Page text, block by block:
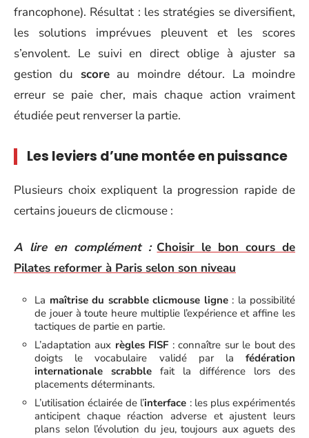
francophone). Résultat : les stratégies se diversifient,
les solutions imprévues pleuvent et les scores
s’envolent. Le suivi en direct oblige à ajuster sa
gestion du scoreau moindre détour. La moindre
erreur se paie cher, mais chaque action vraiment
étudiée peut renverser la partie.
Les leviers d’une montée en puissance
Plusieurs choix expliquent la progression rapide de
certains joueurs de clicmouse :
A lire en complément : Choisir le bon cours de
Pilates reformer à Paris selon son niveau
La maîtrise du scrabble clicmouse ligne: la possibilité
de jouer à toute heure multiplie l’expérience et affine les
tactiques de partie en partie.
L’adaptation aux règles FISF : connaître sur le bout des
doigts le vocabulaire validé par la fédération
internationale scrabble fait la différence lors des
placements déterminants.
L’utilisation éclairée de l’interface : les plus expérimentés
anticipent chaque réaction adverse et ajustent leurs
plans selon l’évolution du jeu, toujours aux aguets des